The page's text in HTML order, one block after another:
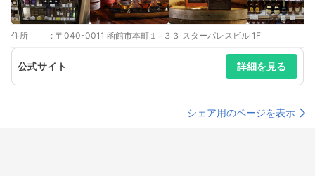
住所 : 〒040-0011 函館市本町１−３３ スターパレスビル 1F
公式サイト 詳細を見る
シェア用のページを表示